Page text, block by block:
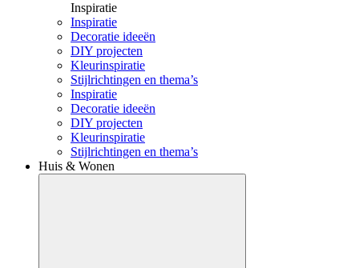
Inspiratie
Inspiratie
Decoratie ideeën
DIY projecten
Kleurinspiratie
Stijlrichtingen en thema’s
Inspiratie
Decoratie ideeën
DIY projecten
Kleurinspiratie
Stijlrichtingen en thema’s
Huis & Wonen